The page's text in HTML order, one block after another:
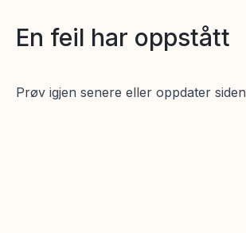
En feil har oppstått
Prøv igjen senere eller oppdater siden